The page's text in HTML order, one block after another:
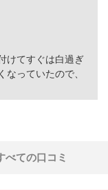
けてすぐは白過ぎ
っていたので、
べての口コミ